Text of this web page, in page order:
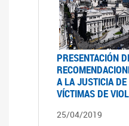
PRESENTACIÓN
A LA JUSTICIA
VÍCTIMAS DE
25/04/2019